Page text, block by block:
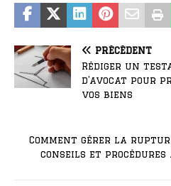
PRÉCÉDENT
Rédiger un
d’avocat pour
vos biens
Comment gérer la rupture
conseils et